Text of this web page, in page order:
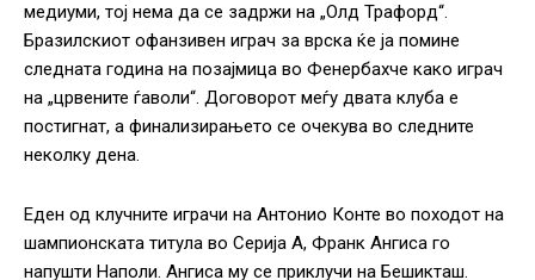
медиуми, тој нема да се задржи на „Олд Трафорд“.
Бразилскиот офанзивен играч за врска ќе ја помине
следната година на позајмица во Фенербахче како играч
на „црвените ѓаволи“. Договорот меѓу двата клуба е
постигнат, а финализирањето се очекува во следните
неколку дена.
Еден од клучните играчи на Антонио Конте во походот на
шампионската титула во Серија А, Франк Ангиса го
напушти Наполи. Ангиса му се приклучи на Бешикташ.